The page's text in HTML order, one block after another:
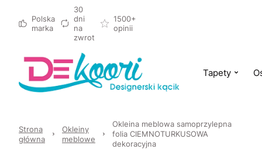
Polska
marka
30
dni
na
zwrot
1500+
opinii
Tapety
Strona
główna
Okleiny
meblowe
Okleina meblowa samoprzylepna
folia CIEMNOTURKUSOWA
dekoracyjna